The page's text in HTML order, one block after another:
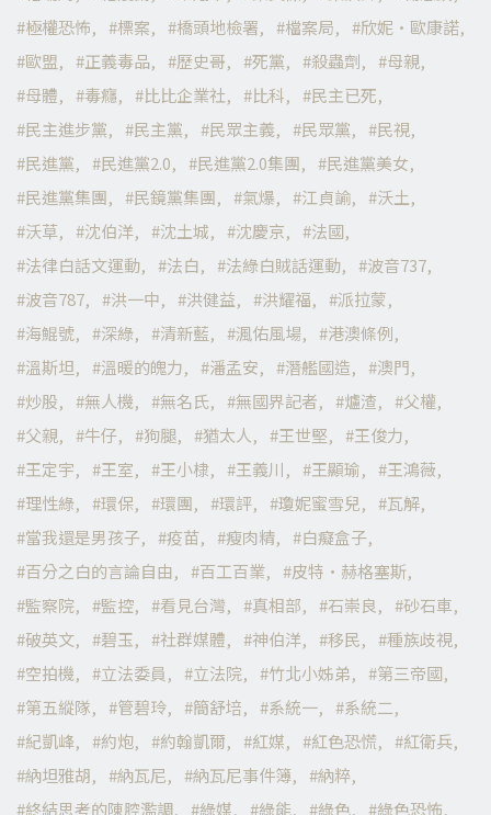
極權恐怖
標案 橋頭地檢署 檔案局
欣妮·歐康諾
歐盟
正義毒品 歷史哥 死黨 殺蟲劑
母親
母體
毒癮 比比企業社 比科
民主已死
民主進步黨
民主黨 民眾主義 民眾黨
民視
民進黨
民進黨2.0 民進黨2.0集團
民進黨美女
民進黨集團
民鏡黨集團 氣爆 江貞諭
沃土
沃草
沈伯洋 沈土城 沈慶京
法國
法律白話文運動
法白 法綠白賊話運動
波音737
波音787
洪一中 洪健益 洪耀福
派拉蒙
海鯤號
深綠 清新藍 渢佑風場
港澳條例
溫斯坦
溫暖的魄力 潘孟安 潛艦國造
澳門
炒股
無人機 無名氏 無國界記者 爐渣
父權
父親
牛仔 狗腿 猶太人 王世堅
王俊力
王定宇
王室 王小棣 王義川 王顯瑜
王鴻薇
理性綠
環保 環團 環評 瓊妮蜜雪兒
瓦解
當我還是男孩子
疫苗 瘦肉精
白癡盒子
百分之白的言論自由
百工百業
皮特·赫格塞斯
監察院
監控 看見台灣 真相部 石崇良
砂石車
破英文
碧玉 社群媒體 神伯洋 移民
種族歧視
空拍機
立法委員 立法院 竹北小姊弟
第三帝國
第五縱隊
管碧玲 簡舒培 系統一
系統二
紀凱峰
約炮 約翰凱爾 紅媒 紅色恐慌
紅衛兵
納坦雅胡
納瓦尼 納瓦尼事件簿
納粹
終結思考的陳腔濫調
綠媒 綠能 綠色 綠色恐怖